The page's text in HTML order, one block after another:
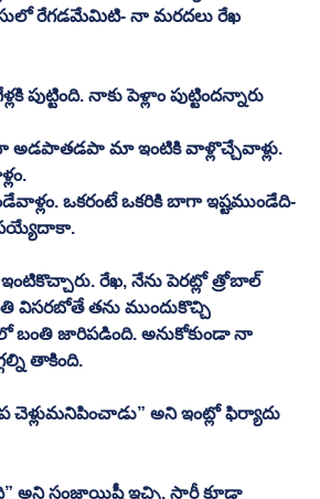
రేగడమేమిటి- నా మరదలు రేఖ
పుట్టింది. నాకు పెళ్లాం పుట్టిందన్నారు
మా ఇంటికి వాళ్లొచ్చేవాళ్లు.
ఒకరంటే ఒకరికి బాగా ఇష్టముండేది-
రేఖ, నేను పెరట్లో త్రోబాల్
విసరబోతే తను ముందుకొచ్చి
జారిపడింది. అనుకోకుండా నా
తాకింది.
అని ఇంట్లో ఫిర్యాదు
అని సంజాయిషీ ఇచ్చి, సారీ కూడా